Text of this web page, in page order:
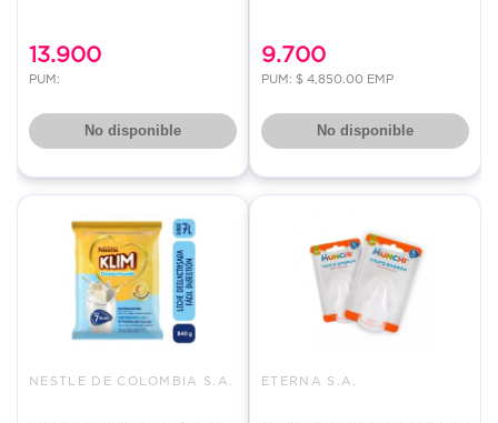
13.900
PUM:
No disponible
9.700
PUM: $ 4,850.00 EMP
No disponible
NESTLE DE COLOMBIA S.A. ETERNA S.A.